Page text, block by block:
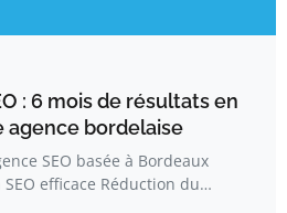
: 6 mois de résultats en
agence bordelaise
SEO basée à Bordeaux
efficace Réduction du…